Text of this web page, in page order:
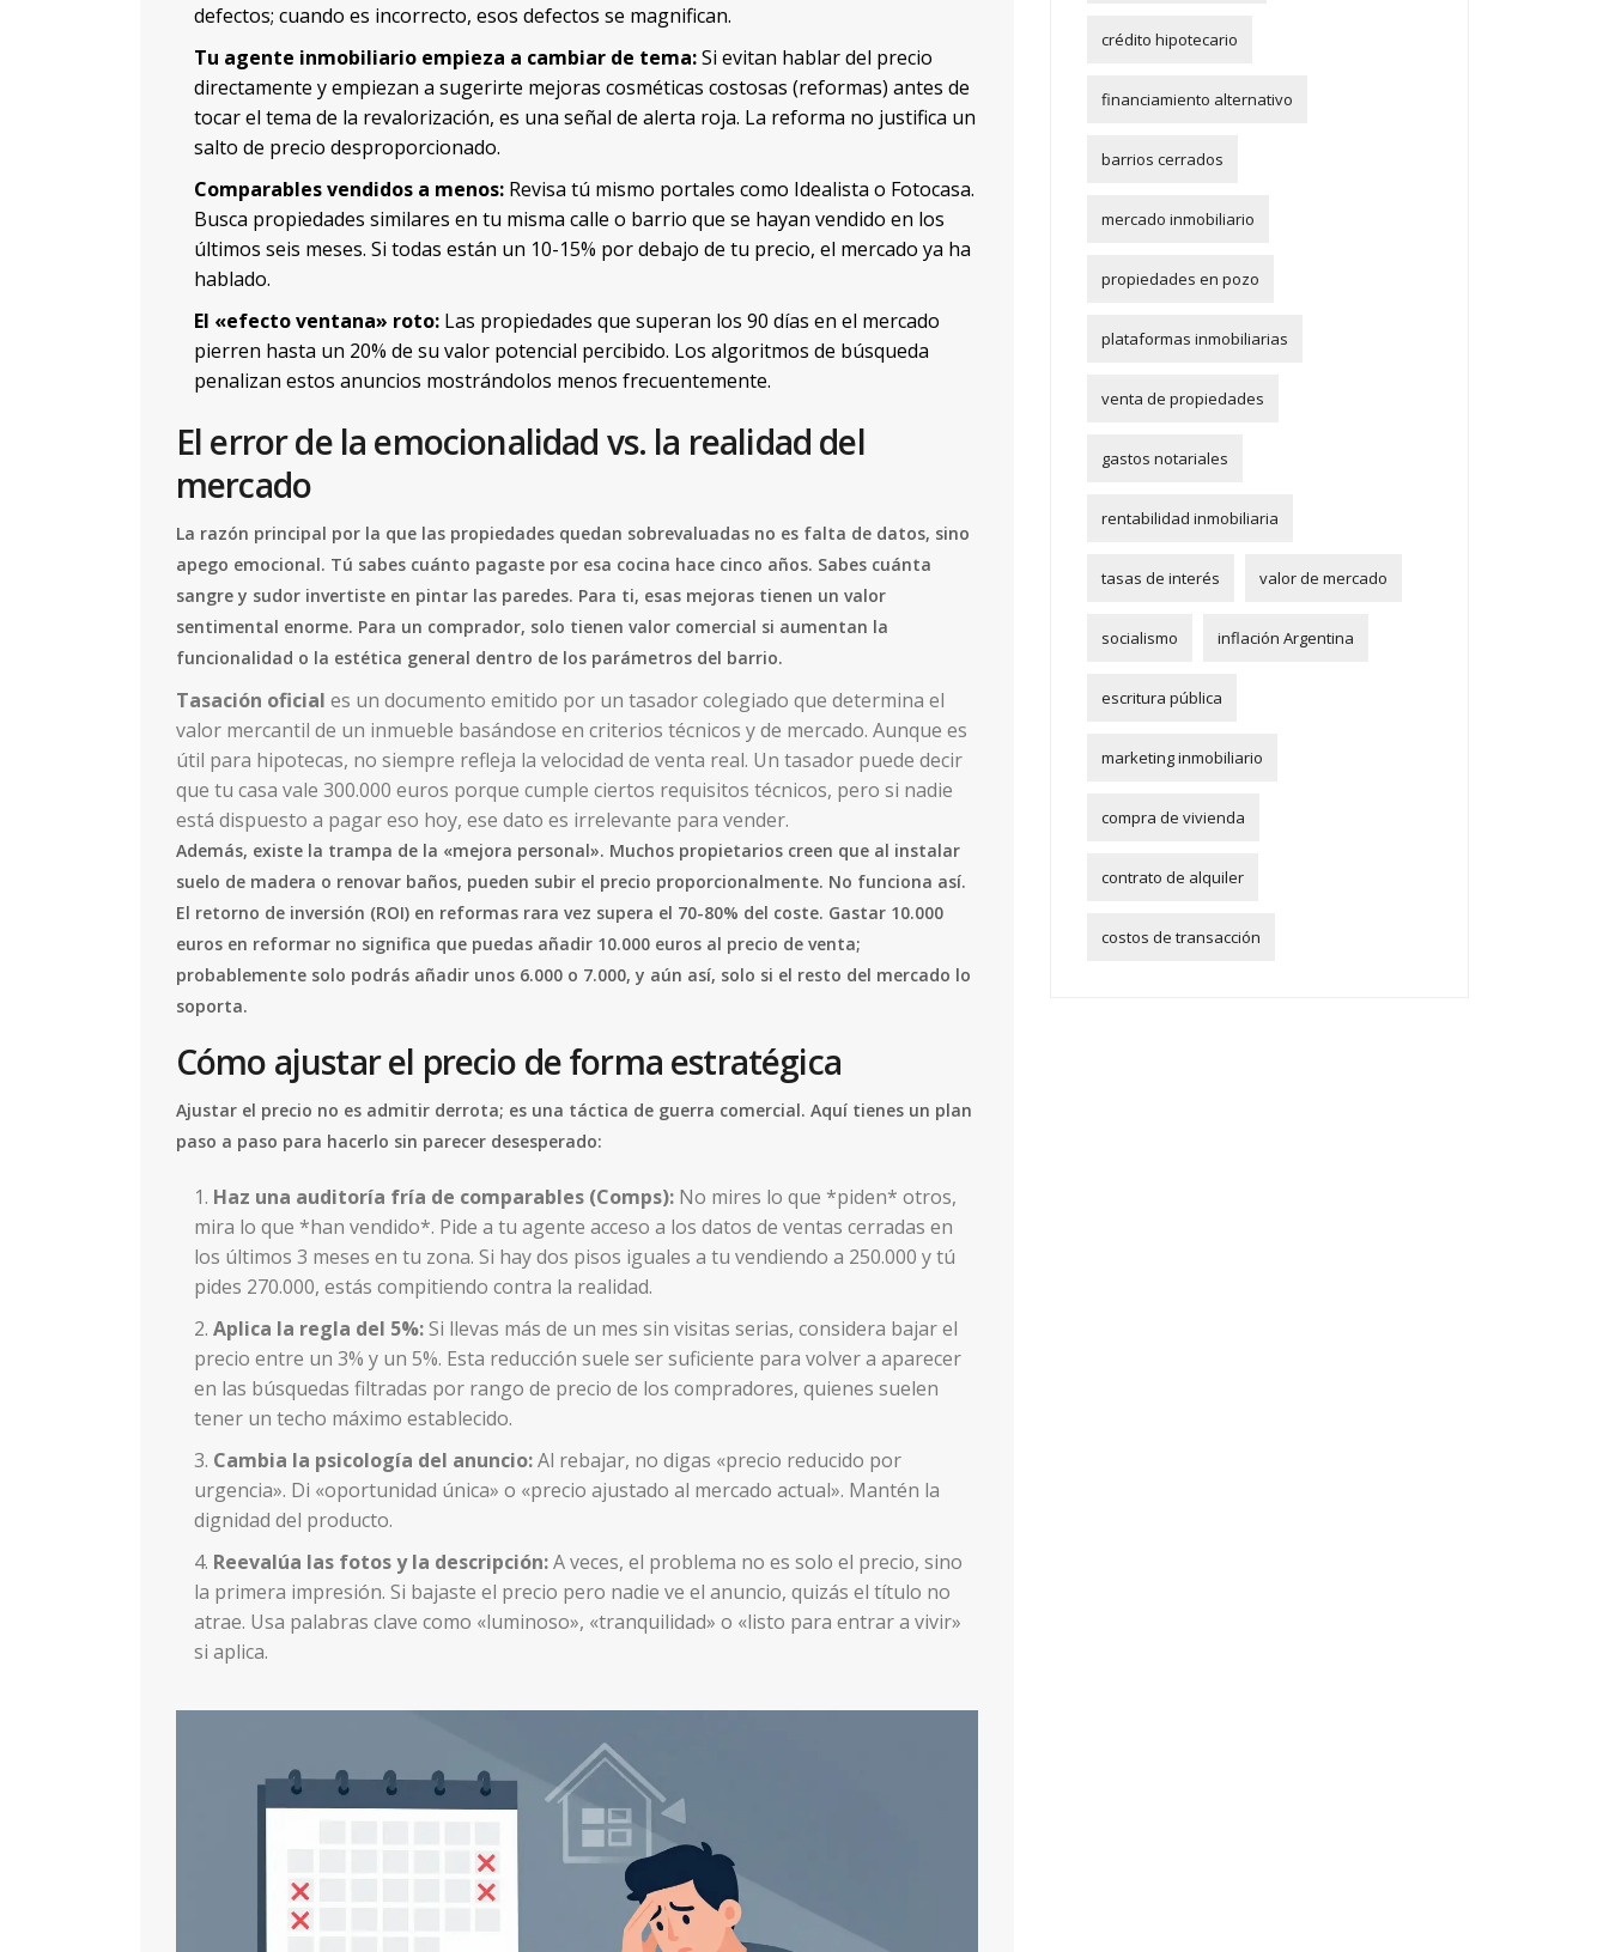
defectos; cuando es incorrecto, esos defectos se magnifican.
Tu agente inmobiliario empieza a cambiar de tema:Si evitan hablar del precio
directamente y empiezan a sugerirte mejoras cosméticas costosas (reformas) antes de
tocar el tema de la revalorización, es una señal de alerta roja. La reforma no justifica un
salto de precio desproporcionado.
Comparables vendidos a menos: Revisa tú mismo portales como Idealista o Fotocasa.
Busca propiedades similares en tu misma calle o barrio que se hayan vendido en los
últimos seis meses. Si todas están un 10-15% por debajo de tu precio, el mercado ya ha
hablado.
El «efecto ventana» roto: Las propiedades que superan los 90 días en el mercado
pierren hasta un 20% de su valor potencial percibido. Los algoritmos de búsqueda
penalizan estos anuncios mostrándolos menos frecuentemente.
El error de la emocionalidad vs. la realidad del
mercado
La razón principal por la que las propiedades quedan sobrevaluadas no es falta de datos, sino
apego emocional. Tú sabes cuánto pagaste por esa cocina hace cinco años. Sabes cuánta
sangre y sudor invertiste en pintar las paredes. Para ti, esas mejoras tienen un valor
sentimental enorme. Para un comprador, solo tienen valor comercial si aumentan la
funcionalidad o la estética general dentro de los parámetros del barrio.
Tasación oficial es un documento emitido por un tasador colegiado que determina el
valor mercantil de un inmueble basándose en criterios técnicos y de mercado. Aunque es
útil para hipotecas, no siempre refleja la velocidad de venta real. Un tasador puede decir
que tu casa vale 300.000 euros porque cumple ciertos requisitos técnicos, pero si nadie
está dispuesto a pagar eso hoy, ese dato es irrelevante para vender.
Además, existe la trampa de la «mejora personal». Muchos propietarios creen que al instalar
suelo de madera o renovar baños, pueden subir el precio proporcionalmente. No funciona así.
El retorno de inversión (ROI) en reformas rara vez supera el 70-80% del coste. Gastar 10.000
euros en reformar no significa que puedas añadir 10.000 euros al precio de venta;
probablemente solo podrás añadir unos 6.000 o 7.000, y aún así, solo si el resto del mercado lo
soporta.
Cómo ajustar el precio de forma estratégica
Ajustar el precio no es admitir derrota; es una táctica de guerra comercial. Aquí tienes un plan
paso a paso para hacerlo sin parecer desesperado:
Haz una auditoría fría de comparables (Comps): No mires lo que *piden* otros,
mira lo que *han vendido*. Pide a tu agente acceso a los datos de ventas cerradas en
los últimos 3 meses en tu zona. Si hay dos pisos iguales a tu vendiendo a 250.000 y tú
pides 270.000, estás compitiendo contra la realidad.
Aplica la regla del 5%:Si llevas más de un mes sin visitas serias, considera bajar el
precio entre un 3% y un 5%. Esta reducción suele ser suficiente para volver a aparecer
en las búsquedas filtradas por rango de precio de los compradores, quienes suelen
tener un techo máximo establecido.
Cambia la psicología del anuncio:Al rebajar, no digas «precio reducido por
urgencia». Di «oportunidad única» o «precio ajustado al mercado actual». Mantén la
dignidad del producto.
Reevalúa las fotos y la descripción:A veces, el problema no es solo el precio, sino
la primera impresión. Si bajaste el precio pero nadie ve el anuncio, quizás el título no
atrae. Usa palabras clave como «luminoso», «tranquilidad» o «listo para entrar a vivir»
si aplica.
crédito hipotecario
financiamiento alternativo
barrios cerrados
mercado inmobiliario
propiedades en pozo
plataformas inmobiliarias
venta de propiedades
gastos notariales
rentabilidad inmobiliaria
tasas de interés valor de mercado
socialismo inflación Argentina
escritura pública
marketing inmobiliario
compra de vivienda
contrato de alquiler
costos de transacción